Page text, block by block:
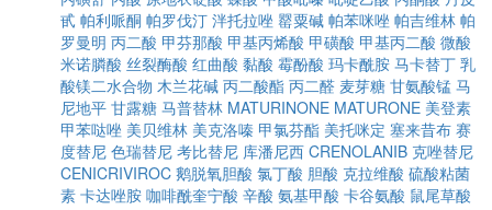
甙 帕利哌酮 帕罗伐汀 泮托拉唑 罂粟碱 帕苯咪唑 帕吉维林 帕
罗曼明 丙二酸 甲芬那酸 甲基丙烯酸 甲磺酸 甲基丙二酸 微酸
米诺膦酸 丝裂酶酸 红曲酸 黏酸 霉酚酸 玛卡酰胺 马卡替丁 乳
酸镁二水合物 木兰花碱 丙二酸酯 丙二醛 麦芽糖 甘氨酸锰 马
尼地平 甘露糖 马普替林 MATURINONE MATURONE 美登素
甲苯哒唑 美贝维林 美克洛嗪 甲氯芬酯 美托咪定 塞来昔布 赛
度替尼 色瑞替尼 考比替尼 库潘尼西 CRENOLANIB 克唑替尼
CENICRIVIROC 鹅脱氧胆酸 氯丁酸 胆酸 克拉维酸 硫酸粘菌
素 卡达唑胺 咖啡酰奎宁酸 辛酸 氨基甲酸 卡谷氨酸 鼠尾草酸